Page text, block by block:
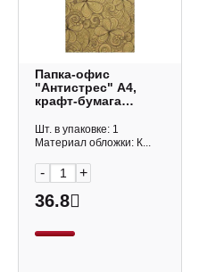
Папка-офис
"Антистрес" А4,
крафт-бумага
Шт. в упаковке: 1
Материал обложки: К...
- +
36.8